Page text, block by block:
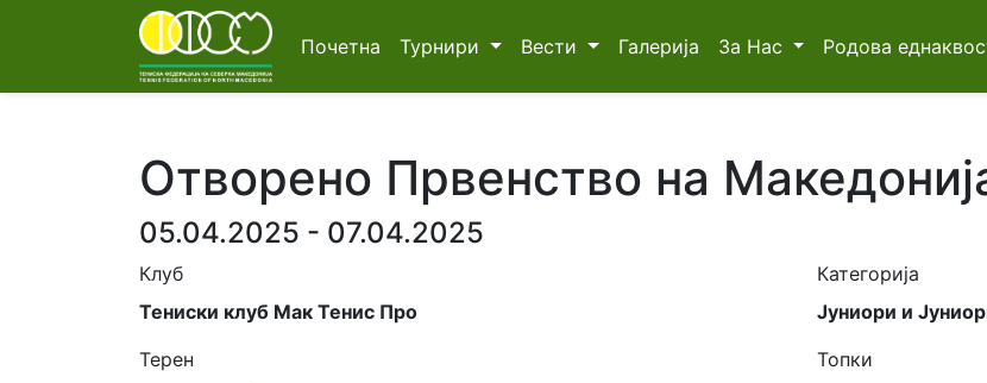
Почетна Турнири Вести Галерија За Нас Родова
Отворено Првенство на
05.04.2025 - 07.04.2025
Клуб
Тениски клуб Мак Тенис Про
Категорија
Јуниори и
Терен
Топки